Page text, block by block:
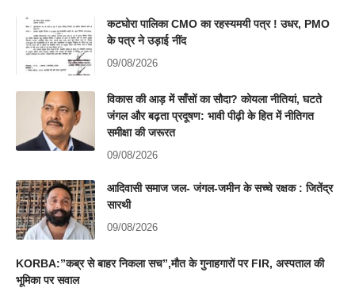
कटघोरा पालिका CMO का रहस्यमयी पत्र ! उधर, PMO
के पत्र ने उड़ाई नींद
09/08/2026
विकास की आड़ में साँसों का सौदा? कोयला नीतियां, घटते
जंगल और बढ़ता प्रदूषण: भावी पीढ़ी के हित में नीतिगत
समीक्षा की जरूरत
09/08/2026
आदिवासी समाज जल- जंगल-जमीन के सच्चे रक्षक : जितेंद्र
सारथी
09/08/2026
KORBA:”कब्र से बाहर निकला सच”,मौत के गुनाहगारों पर FIR, अस्पताल की
भूमिका पर सवाल